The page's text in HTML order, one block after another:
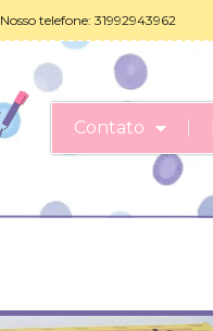
Nosso telefone: 31992943962
Contato